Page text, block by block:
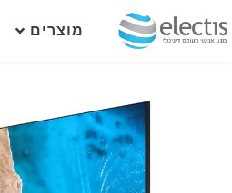
מוצרים